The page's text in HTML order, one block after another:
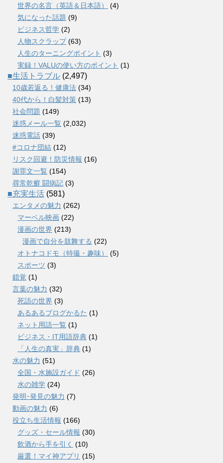
世界の名言（英語＆日本語）
(4)
気になった話題 (9)
ビジネス哲学 (2)
人物スクラップ(63)
人生のターニングポイント (3)
実録！VALUの使い方のポイント (1)
■生活トラブル (2,497)
10歳若返る！健康法 (34)
40代から！白髪対策 (13)
社会問題 (149)
迷惑メール一覧 (2,032)
迷惑電話 (39)
#コロナ団結 (12)
リスク回避！防災情報 (16)
謝罪文一覧 (154)
尋常乾癬 闘病記 (3)
■充実生活 (581)
エンタメの魅力 (262)
マーベル映画 (22)
漫画の世界 (213)
漫画で自分を鼓舞する (22)
オトナコドモ（特撮・趣味）
(5)
スポーツ (3)
錯覚 (1)
言葉の魅力 (32)
死語の世界 (3)
あるあるブログかるた (1)
ネット用語一覧 (1)
ビジネス・IT用語辞典 (1)
「人生の真実」辞典 (1)
水の魅力 (51)
全国・水施設ガイド (26)
水の雑学 (24)
発明･発見の魅力 (7)
動画の魅力 (6)
役立ち生活情報 (166)
グッズ・セール情報 (30)
飲酒から手を引く (10)
厳選！マイ神アプリ (15)